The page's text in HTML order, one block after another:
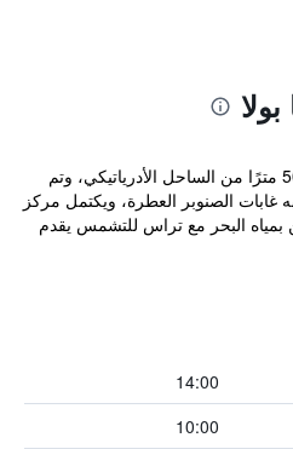
يقع بارك بلازا أرينا بولا على بعد 50 مترًا من الساحل الأدرياتيكي، وتم
كما تحيط به غابات الصنوبر العطرة، ويكتمل مركز
البحر مع تراس للتشمس يقدم
14:00
10:00